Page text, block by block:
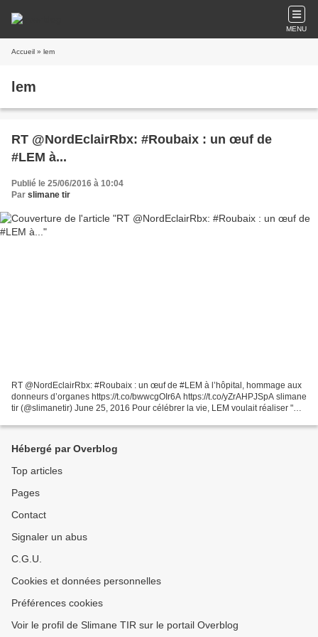
MENU
Accueil » lem
lem
RT @NordEclairRbx: #Roubaix : un œuf de
#LEM à...
Publié le 25/06/2016 à 10:04
Par slimane tir
RT @NordEclairRbx: #Roubaix : un œuf de #LEM à l’hôpital, hommage aux
donneurs d’organes https://t.co/bwwcgOIr6A https://t.co/yZrAHPJSpA slimane
tir (@slimanetir) June 25, 2016 Pour célébrer la vie, LEM voulait réaliser "
Hébergé par Overblog
Top articles
Pages
Contact
Signaler un abus
C.G.U.
Cookies et données personnelles
Préférences cookies
Voir le profil de Slimane TIR sur le portail Overblog